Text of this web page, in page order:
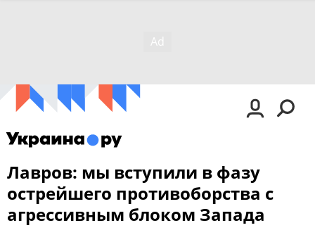
Лавров: мы вступили в фазу
острейшего противоборства с
агрессивным блоком Запада